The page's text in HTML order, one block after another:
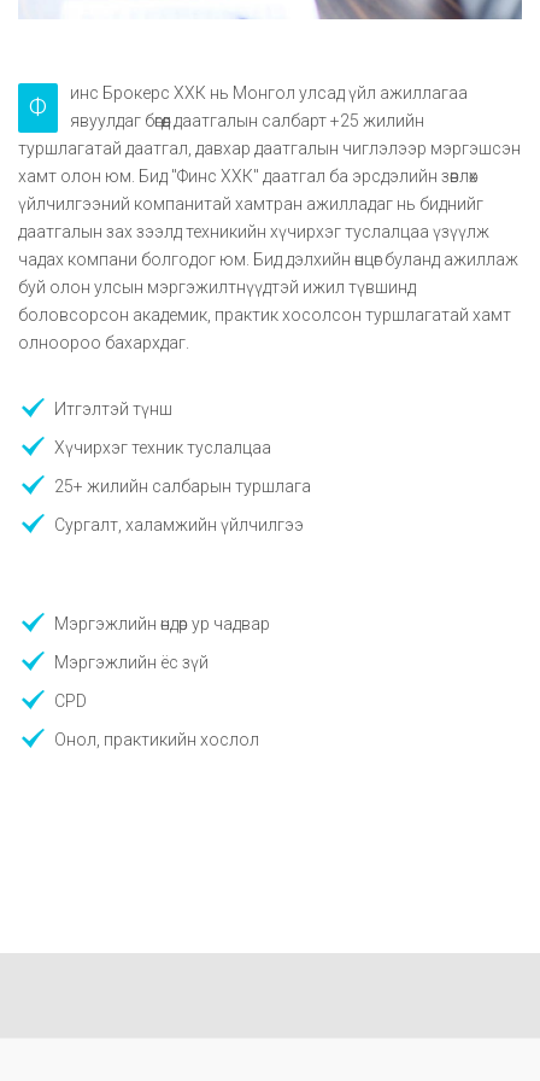
Ф
инс Брокерс ХХК нь Монгол улсад үйл ажиллагаа
явуулдаг бөгөөд даатгалын салбарт +25 жилийн
туршлагатай даатгал, давхар даатгалын чиглэлээр мэргэшсэн
хамт олон юм. Бид "Финс ХХК" даатгал ба эрсдэлийн зөвлөх
үйлчилгээний компанитай хамтран ажилладаг нь биднийг
даатгалын зах зээлд техникийн хүчирхэг туслалцаа үзүүлж
чадах компани болгодог юм. Бид дэлхийн өнцөг буланд ажиллаж
буй олон улсын мэргэжилтнүүдтэй ижил түвшинд
боловсорсон академик, практик хосолсон туршлагатай хамт
олноороо бахархдаг.
Итгэлтэй түнш
Хүчирхэг техник туслалцаа
25+ жилийн салбарын туршлага
Сургалт, халамжийн үйлчилгээ
Мэргэжлийн өндөр ур чадвар
Мэргэжлийн ёс зүй
CPD
Онол, практикийн хослол